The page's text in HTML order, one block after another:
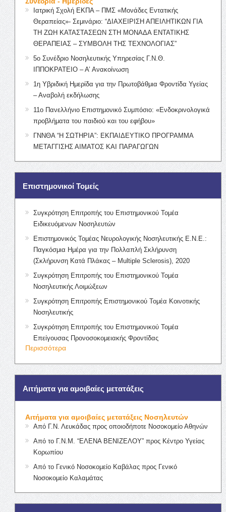
Ιατρική Σχολή ΕΚΠΑ – ΠΜΣ «Μονάδες Εντατικής
Θεραπείας»- Σεμινάριο: “ΔΙΑΧΕΙΡΙΣΗ ΑΠΕΙΛΗΤΙΚΩΝ ΓΙΑ
ΤΗ ΖΩΗ ΚΑΤΑΣΤΑΣΕΩΝ ΣΤΗ ΜΟΝΑΔΑ ΕΝΤΑΤΙΚΗΣ
ΘΕΡΑΠΕΙΑΣ – ΣΥΜΒΟΛΗ ΤΗΣ ΤΕΧΝΟΛΟΓΙΑΣ”
5ο Συνέδριο Νοσηλευτικής Υπηρεσίας Γ.Ν.Θ.
ΙΠΠΟΚΡΑΤΕΙΟ – Α’ Ανακοίνωση
1η Υβριδική Ημερίδα για την Πρωτοβάθμια Φροντίδα Υγείας
– Αναβολή εκδήλωσης
11ο Πανελλήνιο Επιστημονικό Συμπόσιο: «Ενδοκρινολογικά
προβλήματα του παιδιού και του εφήβου»
ΓΝΝΘΑ “Η ΣΩΤΗΡΙΑ”: ΕΚΠΑΙΔΕΥΤΙΚΟ ΠΡΟΓΡΑΜΜΑ
ΜΕΤΑΓΓΙΣΗΣ ΑΙΜΑΤΟΣ ΚΑΙ ΠΑΡΑΓΩΓΩΝ
Επιστημονικοί Τομείς
Συγκρότηση Επιτροπής του Επιστημονικού Τομέα
Ειδικευόμενων Νοσηλευτών
Επιστημονικός Τομέας Νευρολογικής Νοσηλευτικής Ε.Ν.Ε.:
Παγκόσμια Ημέρα για την Πολλαπλή Σκλήρυνση
(Σκλήρυνση Κατά Πλάκας – Multiple Sclerosis), 2020
Συγκρότηση Επιτροπής του Επιστημονικού Τομέα
Νοσηλευτικής Λοιμώξεων
Συγκρότηση Επιτροπής Επιστημονικού Τομέα Κοινοτικής
Νοσηλευτικής
Συγκρότηση Επιτροπής του Επιστημονικού Τομέα
Επείγουσας Προνοσοκομειακής Φροντίδας
Περισσότερα
Αιτήματα για αμοιβαίες μετατάξεις
Αιτήματα για αμοιβαίες μετατάξεις Νοσηλευτών
Από Γ.Ν. Λευκάδας προς οποιοδήποτε Νοσοκομείο Αθηνών
Από το Γ.Ν.Μ. “ΕΛΕΝΑ ΒΕΝΙΖΕΛΟΥ” προς Κέντρο Υγείας
Κορωπίου
Από το Γενικό Νοσοκομείο Καβάλας προς Γενικό
Νοσοκομείο Καλαμάτας